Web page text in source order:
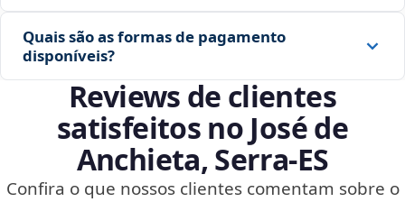
Quais são as formas de pagamento
disponíveis?
Reviews de clientes
satisfeitos no José de
Anchieta, Serra‑ES
Confira o que nossos clientes comentam sobre o